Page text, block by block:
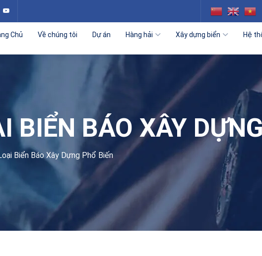
Chủ Về chúng tôi Dự án Hàng hải Xây dựng biển Hệ
BIỂN BÁO XÂY
Biển Báo Xây Dựng Phổ Biến